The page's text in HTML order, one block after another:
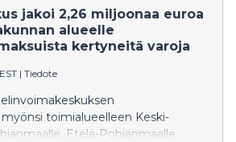
Södra Österbotten,
Finland, Nyland, Päijänne-
och Södra Karelen.
betalas av fiskare.
jakoi 2,26 miljoonaa euroa
alueelle
kertyneitä varoja
| Tiedote
toimialueelleen Keski-
Etelä-Pohjanmaalle,